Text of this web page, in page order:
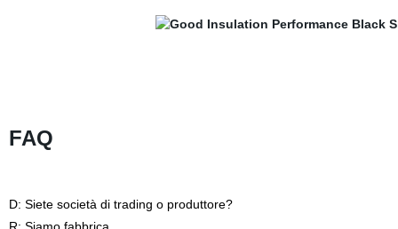
FAQ
D: Siete società di trading o produttore?